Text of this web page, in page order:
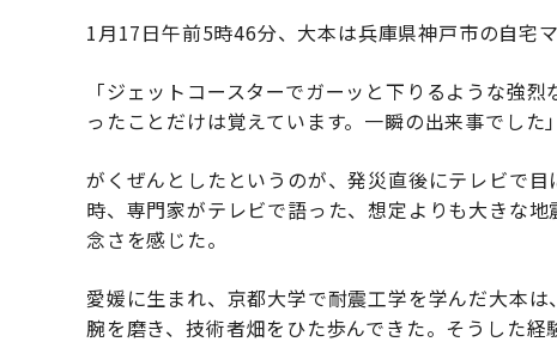
1月17日午前5時46分、大本は兵庫県神戸市の自宅
「ジェットコースターでガーッと下りるような強
ったことだけは覚えています。一瞬の出来事でした」
がくぜんとしたというのが、発災直後にテレビで
時、専門家がテレビで語った、想定よりも大きな
念さを感じた。
愛媛に生まれ、京都大学で耐震工学を学んだ大本
腕を磨き、技術者畑をひた歩んできた。そうした経